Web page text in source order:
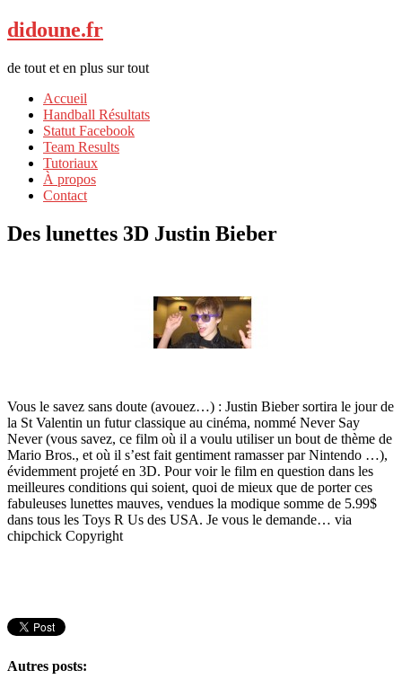
didoune.fr
de tout et en plus sur tout
Accueil
Handball Résultats
Statut Facebook
Team Results
Tutoriaux
À propos
Contact
Des lunettes 3D Justin Bieber
Vous le savez sans doute (avouez…) : Justin Bieber sortira le jour de
la St Valentin un futur classique au cinéma, nommé Never Say
Never (vous savez, ce film où il a voulu utiliser un bout de thème de
Mario Bros., et où il s’est fait gentiment ramasser par Nintendo …),
évidemment projeté en 3D. Pour voir le film en question dans les
meilleures conditions qui soient, quoi de mieux que de porter ces
fabuleuses lunettes mauves, vendues la modique somme de 5.99$
dans tous les Toys R Us des USA. Je vous le demande… via
chipchick Copyright
Autres posts: